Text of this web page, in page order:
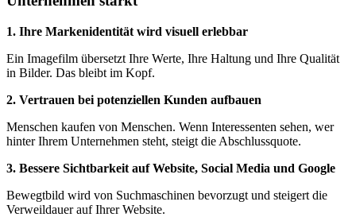
1. Ihre Markenidentität wird visuell erlebbar
Ein Imagefilm übersetzt Ihre Werte, Ihre Haltung und Ihre Qualität
in Bilder. Das bleibt im Kopf.
2. Vertrauen bei potenziellen Kunden aufbauen
Menschen kaufen von Menschen. Wenn Interessenten sehen, wer
hinter Ihrem Unternehmen steht, steigt die Abschlussquote.
3. Bessere Sichtbarkeit auf Website, Social Media und Google
Bewegtbild wird von Suchmaschinen bevorzugt und steigert die
Verweildauer auf Ihrer Website.